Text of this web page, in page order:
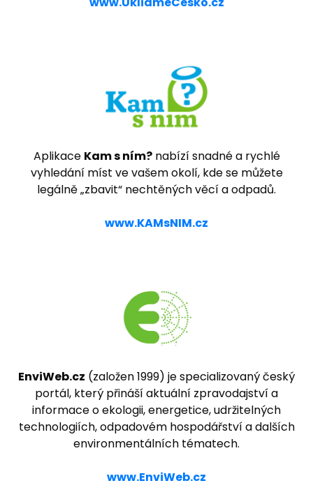
Aplikace Kam s ním?nabízí snadné a rychlé
vyhledání míst ve vašem okolí, kde se můžete
legálně „zbavit“ nechtěných věcí a odpadů.
www.KAMsNIM.cz
EnviWeb.cz (založen 1999) je specializovaný český
portál, který přináší aktuální zpravodajství a
informace o ekologii, energetice, udržitelných
technologiích, odpadovém hospodářství a dalších
environmentálních tématech.
www.EnviWeb.cz